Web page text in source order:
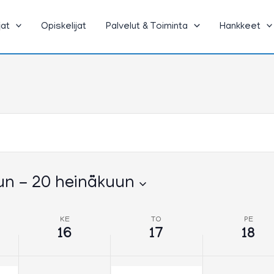
Opiskelijat Palvelut & Toiminta Hankkeet
- 20 heinäkuun
KE
16
TO
17
PE
18